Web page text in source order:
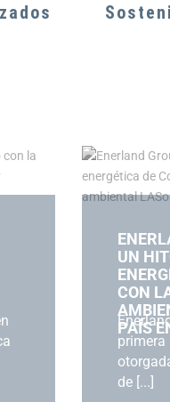
UN
CON
PAÍS
de [...]